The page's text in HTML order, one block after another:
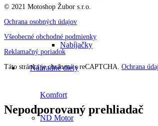
Nabíjačky
Komfort
Náhradné diely
ND Motor
© 2021 Motoshop Žubor s.r.o.
Ochrana osobných údajov
Všeobecné obchodné podmienky
Reklamačný poriadok
Táto stránka je chránená s reCAPTCHA. Ochrana
Nepodporovaný prehliadač